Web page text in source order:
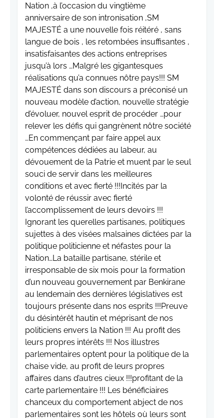
Nation ,à l’occasion du vingtième
anniversaire de son intronisation ,SM
MAJESTÉ a une nouvelle fois réitéré , sans
langue de bois , les retombées insuffisantes ,
insatisfaisantes des actions entreprises
jusqu’à lors …Malgré les gigantesques
réalisations qu’a connues nôtre pays!!! SM
MAJESTÉ dans son discours a préconisé un
nouveau modèle d’action, nouvelle stratégie
d’évoluer, nouvel esprit de procéder …pour
relever les défis qui gangrènent nôtre société
…En commençant par faire appel aux
compétences dédiées au labeur, au
dévouement de la Patrie et muent par le seul
souci de servir dans les meilleures
conditions et avec fierté !!!Incités par la
volonté de réussir avec fierté
l’accomplissement de leurs devoirs !!!
Ignorant les querelles partisanes, politiques
sujettes à des visées malsaines dictées par la
politique politicienne et néfastes pour la
Nation…La bataille partisane, stérile et
irresponsable de six mois pour la formation
d’un nouveau gouvernement par Benkirane
au lendemain des dernières législatives est
toujours présente dans nos esprits !!!Preuve
du désintérêt hautin et méprisant de nos
politiciens envers la Nation !!! Au profit des
leurs propres intérêts !!! Nos illustres
parlementaires optent pour la politique de la
chaise vide, au profit de leurs propres
affaires dans d’autres cieux !!!profitant de la
carte parlementaire !!! Les bénéficiaires
chanceux du comportement abject de nos
parlementaires sont les hôtels où leurs sont